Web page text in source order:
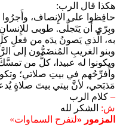
هكذا قال الرب:
حافِظوا على الإِنصاف،
وبِرّي أَن يَتَجلَّى. طوبى
به، الَّذي يَصونُ يدَه من فعلِ
وبنو الغريبِ المُنضَمُّون إلى
ويكونوا له عبيدا، كلُّ من
وأُفرِّحُهم في بيتِ صلاتي؛
مَذبَحي، لأنَّ بيتي بيتَ صلاةٍ
– كلام الرب
ش: الشكر لله
المزمور «لتفرح السماوات»